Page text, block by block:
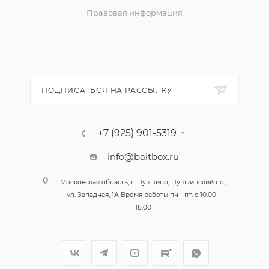
Правовая информация
ПОДПИСАТЬСЯ НА РАССЫЛКУ
+7 (925) 901-5319
info@baitbox.ru
Московская область, г. Пушкино, Пушкинский г.о.,
ул. Западная, 1А Время работы пн - пт. с 10.00 -
18.00